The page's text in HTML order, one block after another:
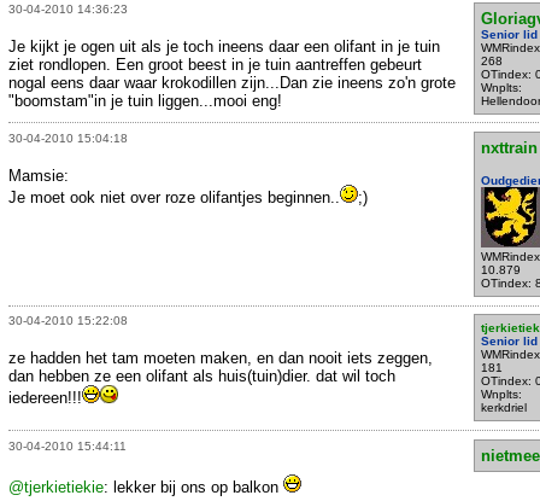
30-04-2010 14:36:23
Senior lid
268
OTindex:
Wnplts:
Hellendoor
Je kijkt je ogen uit als je toch ineens daar een olifant in je tuin
ziet rondlopen. Een groot beest in je tuin aantreffen gebeurt
nogal eens daar waar krokodillen zijn...Dan zie ineens zo'n grote
"boomstam"in je tuin liggen...mooi eng!
30-04-2010 15:04:18
nxttrain
10.879
OTindex:
Mamsie:
Je moet ook niet over roze olifantjes beginnen..
;)
30-04-2010 15:22:08
Senior lid
181
OTindex:
Wnplts:
kerkdriel
ze hadden het tam moeten maken, en dan nooit iets zeggen,
dan hebben ze een olifant als huis(tuin)dier. dat wil toch
iedereen!!!
30-04-2010 15:44:11
@tjerkietiekie: lekker bij ons op balkon